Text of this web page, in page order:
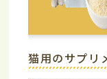
猫用のサプリ